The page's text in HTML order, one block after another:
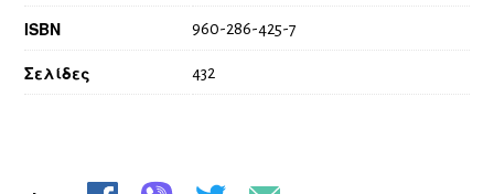
ISBN 960-286-425-7
Σελίδες 432